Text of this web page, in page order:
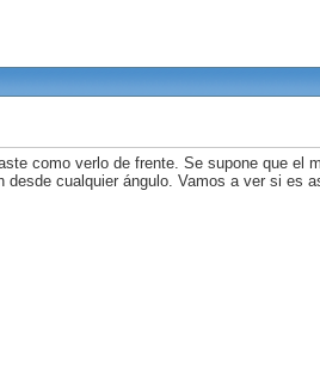
como verlo de frente. Se supone que el
cualquier ángulo. Vamos a ver si es